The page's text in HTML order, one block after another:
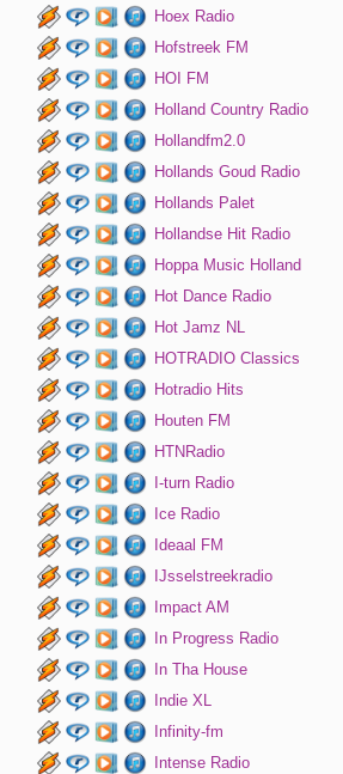
Hoex Radio
Hofstreek FM
HOI FM
Holland Country Radio
Hollandfm2.0
Hollands Goud Radio
Hollands Palet
Hollandse Hit Radio
Hoppa Music Holland
Hot Dance Radio
Hot Jamz NL
HOTRADIO Classics
Hotradio Hits
Houten FM
HTNRadio
I-turn Radio
Ice Radio
Ideaal FM
IJsselstreekradio
Impact AM
In Progress Radio
In Tha House
Indie XL
Infinity-fm
Intense Radio